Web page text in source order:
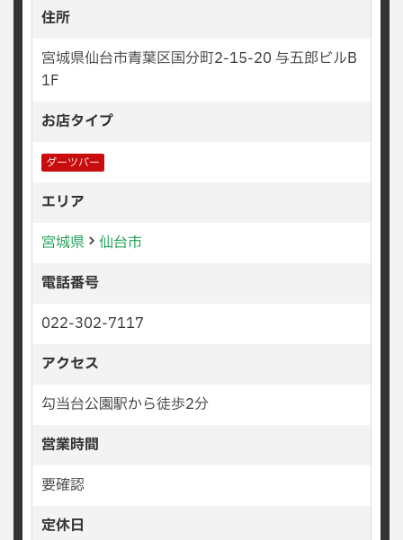
住所
宮城県仙台市青葉区国分町2-15-20 与五郎ビルB
1F
お店タイプ
ダーツバー
エリア
宮城県
仙台市
電話番号
022-302-7117
アクセス
勾当台公園駅から徒歩2分
営業時間
要確認
定休日